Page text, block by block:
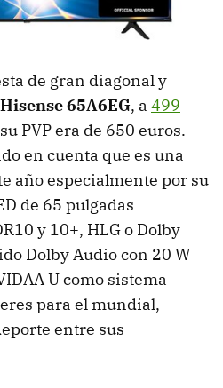
de gran diagonal y
Hisense 65A6EG, a 499
PVP era de 650 euros.
en cuenta que es una
año especialmente por su
de 65 pulgadas
y 10+, HLG o Dolby
Dolby Audio con 20 W
U como sistema
para el mundial,
entre sus